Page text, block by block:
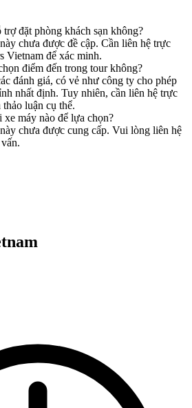
đặt phòng khách sạn không?
chưa được đề cập. Cần liên hệ trực
Vietnam để xác minh.
điểm đến trong tour không?
đánh giá, có vẻ như công ty cho phép
nhất định. Tuy nhiên, cần liên hệ trực
luận cụ thể.
máy nào để lựa chọn?
chưa được cung cấp. Vui lòng liên hệ